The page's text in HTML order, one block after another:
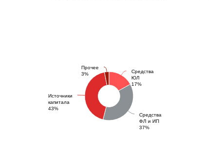
Средства
ЮЛ
17%
Средства
ФЛ и ИП
37%
Источники
капитала
43%
Прочее
3%